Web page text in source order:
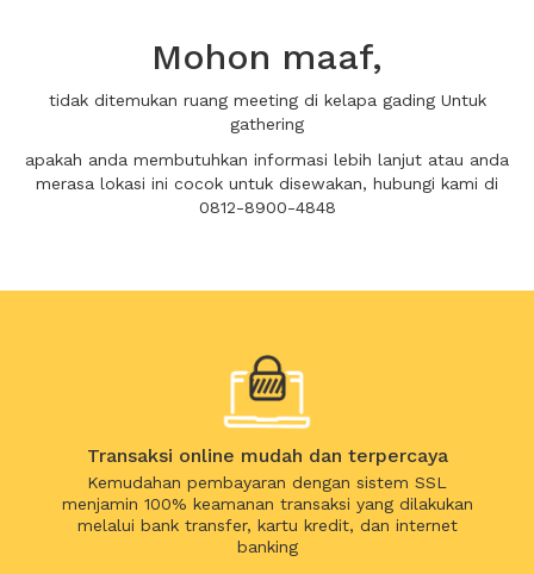
Mohon maaf,
tidak ditemukan ruang meeting di kelapa gading Untuk
gathering
apakah anda membutuhkan informasi lebih lanjut atau anda
merasa lokasi ini cocok untuk disewakan, hubungi kami di
0812-8900-4848
Transaksi online mudah dan terpercaya
Kemudahan pembayaran dengan sistem SSL
menjamin 100% keamanan transaksi yang dilakukan
melalui bank transfer, kartu kredit, dan internet
banking